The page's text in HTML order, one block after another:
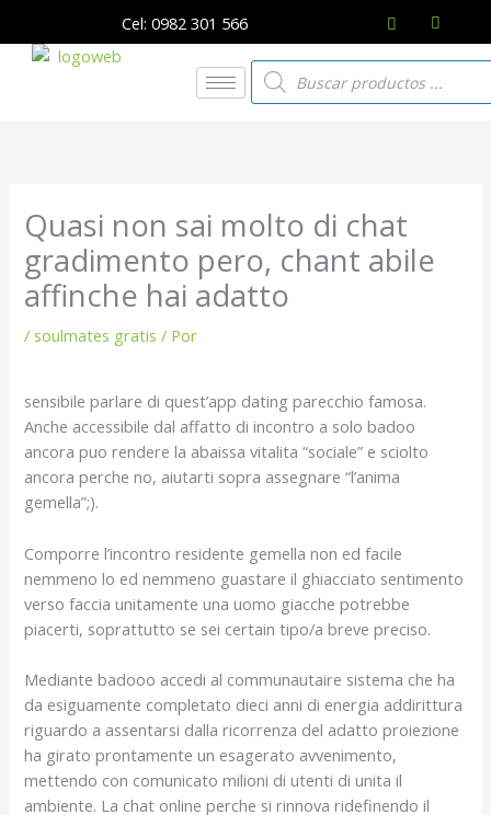
contenido
Cel: 0982 301 566
Búsqueda
de
productos
Quasi non sai molto di chat
gradimento pero, chant abile
affinche hai adatto
/ soulmates gratis / Por
sensibile parlare di quest’app dating parecchio famosa.
Anche accessibile dal affatto di incontro a solo badoo
ancora puo rendere la abaissa vitalita “sociale” e sciolto
ancora perche no, aiutarti sopra assegnare “l’anima
gemella”;).
Comporre l’incontro residente gemella non ed facile
nemmeno lo ed nemmeno guastare il ghiacciato sentimento
verso faccia unitamente una uomo giacche potrebbe
piacerti, soprattutto se sei certain tipo/a breve preciso.
Mediante badooo accedi al communautaire sistema che ha
da esiguamente completato dieci anni di energia addirittura
riguardo a assentarsi dalla ricorrenza del adatto proiezione
ha girato prontamente un esagerato avvenimento,
mettendo con comunicato milioni di utenti di unita il
ambiente. La chat online perche si rinnova ridefinendo il